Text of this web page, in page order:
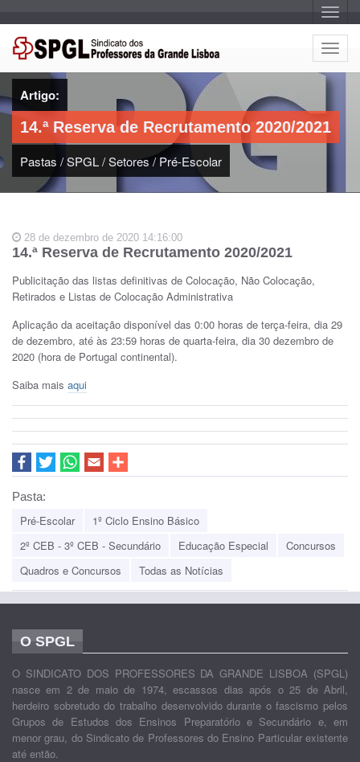
A
l
t
e
r
a
a
e
g
o
A
l
t
r
n
a
a
Artigo:
14.ª Reserva de Recrutamento 2020/2021
Pastas /SPGL/Setores/Pré-Escolar
28 de dezembro de 2020 14:16:00
14.ª Reserva de Recrutamento 2020/2021
Publicitação das listas definitivas de Colocação, Não Colocação,
Retirados e Listas de Colocação Administrativa
Aplicação da aceitação disponível das 0:00 horas de terça-feira, dia 29
de dezembro, até às 23:59 horas de quarta-feira, dia 30 dezembro de
2020 (hora de Portugal continental).
Saiba mais aqui
Pasta:
Pré-Escolar
1º Ciclo Ensino Básico
2º CEB - 3º CEB - Secundário
Educação Especial
Concursos
Quadros e Concursos
Todas as Notícias
O SPGL
O SINDICATO DOS PROFESSORES DA GRANDE LISBOA (SPGL)
nasce em 2 de maio de 1974, escassos dias após o 25 de Abril,
herdeiro sobretudo do trabalho desenvolvido durante o fascismo pelos
Grupos de Estudos dos Ensinos Preparatório e Secundário e, em
menor grau, do Sindicato de Professores do Ensino Particular existente
até então.